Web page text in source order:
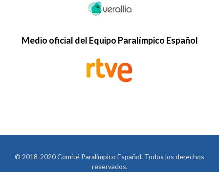
Medio oficial del Equipo Paralímpico Español
© 2018-2020 Comité Paralímpico Español. Todos los derechos
reservados.